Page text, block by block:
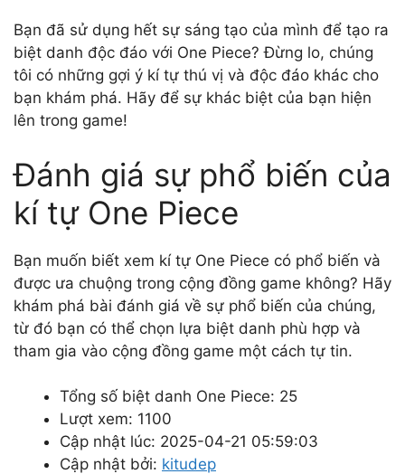
Bạn đã sử dụng hết sự sáng tạo của mình để tạo ra
biệt danh độc đáo với One Piece? Đừng lo, chúng
tôi có những gợi ý kí tự thú vị và độc đáo khác cho
bạn khám phá. Hãy để sự khác biệt của bạn hiện
lên trong game!
Đánh giá sự phổ biến của
kí tự One Piece
Bạn muốn biết xem kí tự One Piece có phổ biến và
được ưa chuộng trong cộng đồng game không? Hãy
khám phá bài đánh giá về sự phổ biến của chúng,
từ đó bạn có thể chọn lựa biệt danh phù hợp và
tham gia vào cộng đồng game một cách tự tin.
Tổng số biệt danh One Piece: 25
Lượt xem: 1100
Cập nhật lúc: 2025-04-21 05:59:03
Cập nhật bởi: kitudep